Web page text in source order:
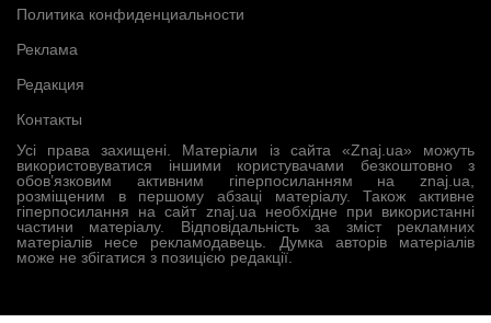
Усі права захищені. Матеріали із сайта «Znaj.ua» можуть
використовуватися іншими користувачами безкоштовно з
обов’язковим активним гіперпосиланням на znaj.ua,
розміщеним в першому абзаці матеріалу. Також активне
гіперпосилання на сайт znaj.ua необхідне при використанні
частини матеріалу. Відповідальність за зміст рекламних
матеріалів несе рекламодавець. Думка авторів матеріалів
може не збігатися з позицією редакції.
Политика конфиденциальности
Реклама
Редакция
Контакты